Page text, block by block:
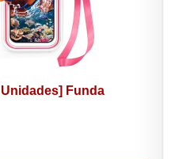
Funda